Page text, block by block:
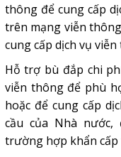
thông để cung cấp
trên mạng viễn
cung cấp dịch vụ
Hỗ trợ bù đắp chi
viễn thông để phù
hoặc để cung cấp
cầu của Nhà
trường hợp khẩn cấp